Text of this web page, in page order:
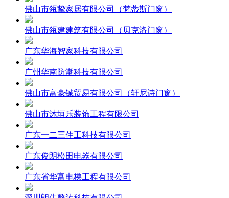
佛山市瓴挚家居有限公司（梵蒂斯门窗）
佛山市瓴建建筑有限公司（贝克洛门窗）
广东华海智家科技有限公司
广州华南防潮科技有限公司
佛山市富豪铖贸易有限公司（轩尼诗门窗）
佛山市沐垣乐装饰工程有限公司
广东一二三住工科技有限公司
广东俊朗松田电器有限公司
广东省华富电梯工程有限公司